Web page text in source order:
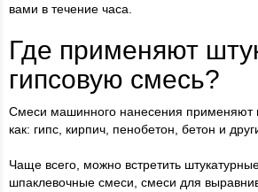
вами в течение часа.
Где применяют
гипсовую смесь?
Смеси машинного нанесения применяют
как: гипс, кирпич, пенобетон, бетон и
Чаще всего, можно встретить
шпаклевочные смеси, смеси для